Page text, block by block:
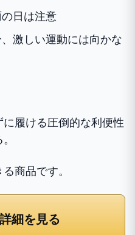
日は注意
激しい運動には向かな
履ける圧倒的な利便性
商品です。
細を見る